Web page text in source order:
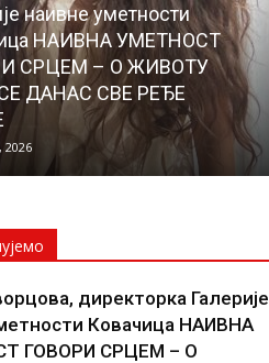
наивне уметности
НАИВНА УМЕТНОСТ
СРЦЕМ – О ЖИВОТУ
ДАНАС СВЕ РЕЂЕ
2026
директорка Галерије
Ковачица НАИВНА
ГОВОРИ СРЦЕМ – О